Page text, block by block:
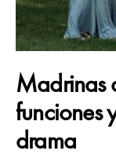
Madrinas
funciones
drama